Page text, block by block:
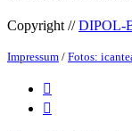
Copyright //DIPOL-
Impressum / Fotos:

